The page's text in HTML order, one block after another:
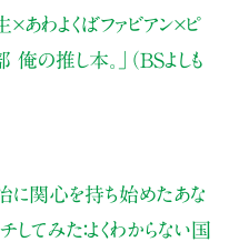
あわよくばファビアン×ピ
の推し本。」（BSよしも
治に関心を持ち始めたあな
してみた：よくわからない国